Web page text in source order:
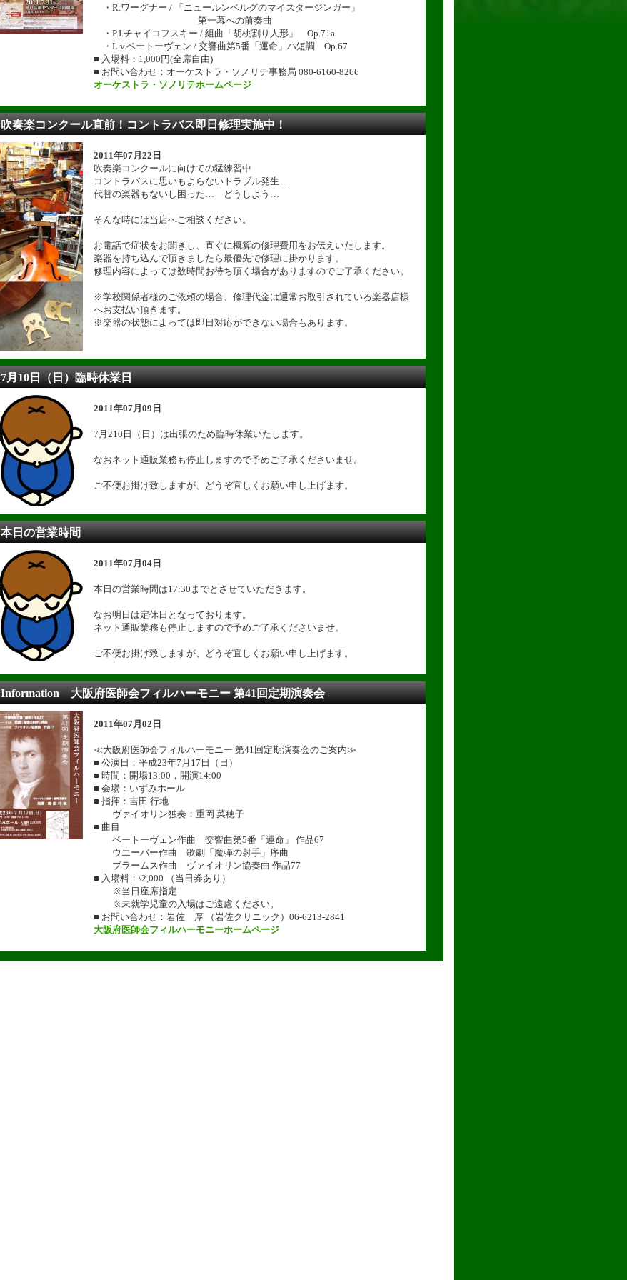
・R.ワーグナー / 「ニュールンベルグのマイスタージンガー」
第一幕への前奏曲
・P.I.チャイコフスキー / 組曲「胡桃割り人形」 Op.71a
・L.v.ベートーヴェン / 交響曲第5番「運命」ハ短調 Op.67
■ 入場料：1,000円(全席自由)
■ お問い合わせ：オーケストラ・ソノリテ事務局 080-6160-8266
オーケストラ・ソノリテホームページ
吹奏楽コンクール直前！コントラバス即日修理実施中！
2011年07月22日
吹奏楽コンクールに向けての猛練習中
コントラバスに思いもよらないトラブル発生…
代替の楽器もないし困った… どうしよう…
そんな時には当店へご相談ください。
お電話で症状をお聞きし、直ぐに概算の修理費用をお伝えいたします。
楽器を持ち込んで頂きましたら最優先で修理に掛かります。
修理内容によっては数時間お待ち頂く場合がありますのでご了承ください。
※学校関係者様のご依頼の場合、修理代金は通常お取引されている楽器店様
へお支払い頂きます。
※楽器の状態によっては即日対応ができない場合もあります。
7月10日（日）臨時休業日
2011年07月09日
7月210日（日）は出張のため臨時休業いたします。
なおネット通販業務も停止しますので予めご了承くださいませ。
ご不便お掛け致しますが、どうぞ宜しくお願い申し上げます。
本日の営業時間
2011年07月04日
本日の営業時間は17:30までとさせていただきます。
なお明日は定休日となっております。
ネット通販業務も停止しますので予めご了承くださいませ。
ご不便お掛け致しますが、どうぞ宜しくお願い申し上げます。
Information 大阪府医師会フィルハーモニー 第41回定期演奏会
2011年07月02日
≪大阪府医師会フィルハーモニー 第41回定期演奏会のご案内≫
■ 公演日：平成23年7月17日（日）
■ 時間：開場13:00，開演14:00
■ 会場：いずみホール
■ 指揮：吉田 行地
ヴァイオリン独奏：重岡 菜穂子
■ 曲目
ベートーヴェン作曲 交響曲第5番「運命」 作品67
ウエーバー作曲 歌劇「魔弾の射手」序曲
ブラームス作曲 ヴァイオリン協奏曲 作品77
■ 入場料：\2,000 （当日券あり）
※当日座席指定
※未就学児童の入場はご遠慮ください。
■ お問い合わせ：岩佐 厚 （岩佐クリニック）06-6213-2841
大阪府医師会フィルハーモニーホームページ